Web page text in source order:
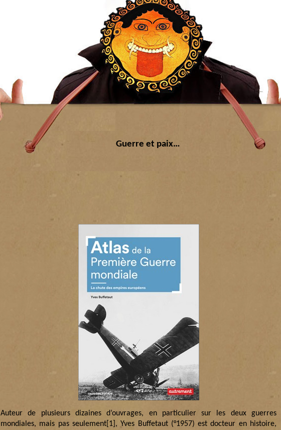
Guerre et paix…
Auteur de plusieurs dizaines d’ouvrages, en particulier sur les deux guerres
mondiales, mais pas seulement[1] , Yves Buffetaut (°1957) est docteur en histoire,